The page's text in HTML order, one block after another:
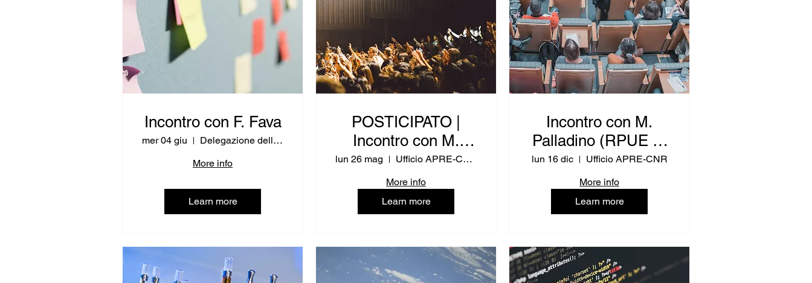
Incontro con F. Fava
mer 04 giu
Delegazione dell'Emilia Romagna
More info
Learn more
POSTICIPATO |
Incontro con M.
Palladino (RPUE IT
- Istruzione)
lun 26 mag
Ufficio APRE-CNR
More info
Learn more
Incontro con M.
Palladino (RPUE IT
- Istruzione)
lun 16 dic
Ufficio APRE-CNR
More info
Learn more